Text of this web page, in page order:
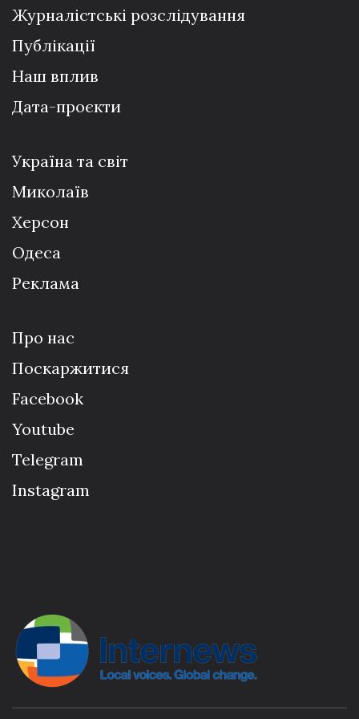
Журналістські розслідування
Публікації
Наш вплив
Дата-проєкти
Україна та світ
Миколаїв
Херсон
Одеса
Реклама
Про нас
Поскаржитися
Facebook
Youtube
Telegram
Instagram